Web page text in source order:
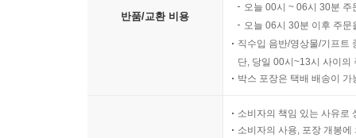
반품/교환 비용
오늘 00시 ~ 06시 30분
오늘 06시 30분 이후 주
직수입 음반/영상물/기프트
단, 당일 00시~13시 사이의
박스 포장은 택배 배송이
소비자의 책임 있는 사유로
소비자의 사용, 포장 개봉